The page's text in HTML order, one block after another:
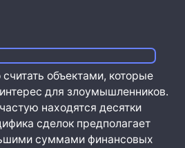
объектами, которые
для злоумышленников.
находятся десятки
сделок предполагает
суммами финансовых